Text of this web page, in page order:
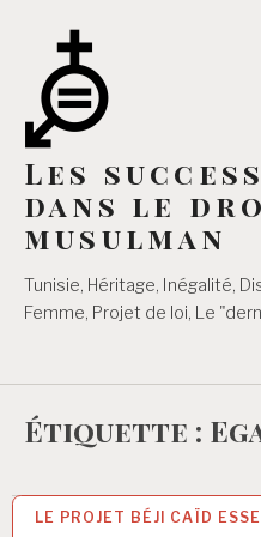
contenu
principal
Les
dans le
musulman
Tunisie, Héritage, Inégalité,
Femme, Projet de loi, Le
Étiquette :
LE PROJET BÉJI CAÏD
7